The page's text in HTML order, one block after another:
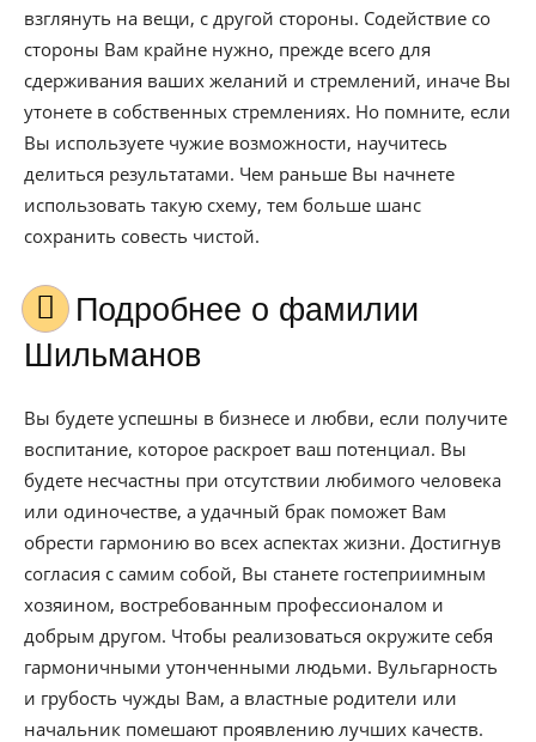
взглянуть на вещи, с другой стороны. Содействие со
стороны Вам крайне нужно, прежде всего для
сдерживания ваших желаний и стремлений, иначе Вы
утонете в собственных стремлениях. Но помните, если
Вы используете чужие возможности, научитесь
делиться результатами. Чем раньше Вы начнете
использовать такую схему, тем больше шанс
сохранить совесть чистой.
Подробнее о фамилии
Шильманов
Вы будете успешны в бизнесе и любви, если получите
воспитание, которое раскроет ваш потенциал. Вы
будете несчастны при отсутствии любимого человека
или одиночестве, а удачный брак поможет Вам
обрести гармонию во всех аспектах жизни. Достигнув
согласия с самим собой, Вы станете гостеприимным
хозяином, востребованным профессионалом и
добрым другом. Чтобы реализоваться окружите себя
гармоничными утонченными людьми. Вульгарность
и грубость чужды Вам, а властные родители или
начальник помешают проявлению лучших качеств.